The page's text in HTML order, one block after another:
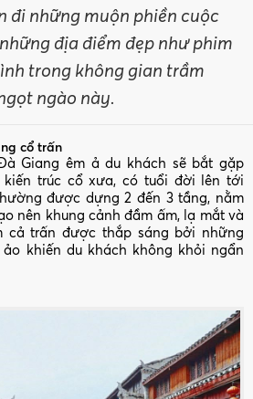
đi những muộn phiền cuộc
địa điểm đẹp như phim
trong không gian trầm
ngào này.
cổ trấn
Giang êm ả du khách sẽ bắt gặp
kiến trúc cổ xưa, có tuổi đời lên tới
được dựng 2 đến 3 tầng, nằm
nên khung cảnh đầm ấm, lạ mắt và
cả trấn được thắp sáng bởi những
khiến du khách không khỏi ngẩn